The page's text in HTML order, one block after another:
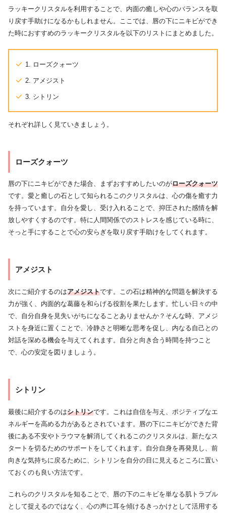
ラッキークリスタルを利用することで、内面の癒しや心のバランスを取
り戻す手助けになるかもしれません。ここでは、唇の下にニキビができ
た時におすすめのラッキークリスタルを以下のリストにまとめました。
1. ローズクォーツ
2. アメジスト
3. シトリン
それぞれ詳しく見ていきましょう。
ローズクォーツ
唇の下にニキビができた場合、まずおすすめしたいのがローズクォーツ
です。愛と癒しの石として知られるこのクリスタルは、心の傷を癒す力
を持っています。自分を愛し、受け入れることで、抑圧された感情を解
放しやすくするのです。特に人間関係でのストレスを感じている時に、
そっと手にすることで心の安らぎを取り戻す手助けをしてくれます。
アメジスト
次にご紹介するのはアメジストです。この石は精神的な問題を解決する
力が強く、内面的な葛藤を和らげる役割を果たします。忙しい日々の中
で、自分自身を見失いがちになることありませんか？そんな時、アメジ
ストを身近に置くことで、冷静さと明晰な思考を促し、内なる自己との
対話を深める機会を与えてくれます。自分と向き合う時間を持つこと
で、心の安定を図りましょう。
シトリン
最後に紹介するのはシトリンです。これは自信を与え、ポジティブなエ
ネルギーを高める力があるとされています。唇の下にニキビができた背
後にある不安やトラウマを解消してくれるこのクリスタルは、新たなス
タートを切るためのサポートをしてくれます。自分自身を再発見し、前
向きな気持ちに戻るために、シトリンを自分の目に見えるところに置い
ておくのも良い方法です。
これらのクリスタルを知ることで、唇の下のニキビを単なる肌トラブル
として捉えるのではなく、心の声に耳を傾けるきっかけとして活用する